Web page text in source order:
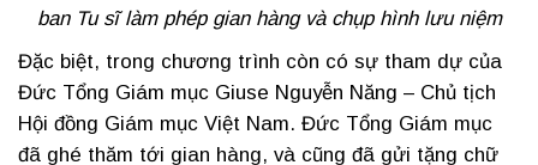
ban Tu sĩ làm phép gian hàng và chụp hình lưu niệm
Đặc biệt, trong chương trình còn có sự tham dự của
Đức Tổng Giám mục Giuse Nguyễn Năng – Chủ tịch
Hội đồng Giám mục Việt Nam. Đức Tổng Giám mục
đã ghé thăm tới gian hàng, và cũng đã gửi tặng chữ